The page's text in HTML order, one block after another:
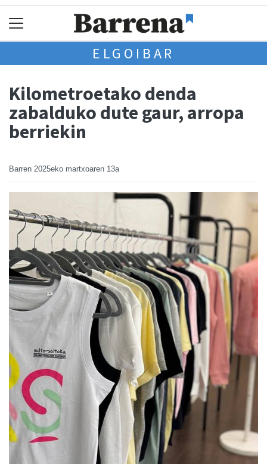
ELGOIBAR
Kilometroetako denda
zabalduko dute gaur, arropa
berriekin
Barren 2025eko martxoaren 13a